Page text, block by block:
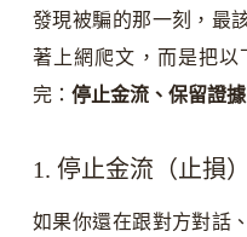
發現被騙的那一刻，最
著上網爬文，而是把以
完： 停止金流、保留證
1. 停止金流（止損）
如果你還在跟對方對話